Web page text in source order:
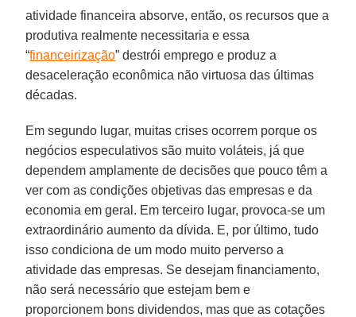
atividade financeira absorve, então, os recursos que a
produtiva realmente necessitaria e essa
“financeirização” destrói emprego e produz a
desaceleração econômica não virtuosa das últimas
décadas.
Em segundo lugar, muitas crises ocorrem porque os
negócios especulativos são muito voláteis, já que
dependem amplamente de decisões que pouco têm a
ver com as condições objetivas das empresas e da
economia em geral. Em terceiro lugar, provoca-se um
extraordinário aumento da dívida. E, por último, tudo
isso condiciona de um modo muito perverso a
atividade das empresas. Se desejam financiamento,
não será necessário que estejam bem e
proporcionem bons dividendos, mas que as cotações